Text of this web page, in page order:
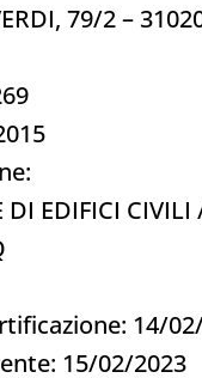
79/2 –
DI EDIFICI
14/
15/02/2023